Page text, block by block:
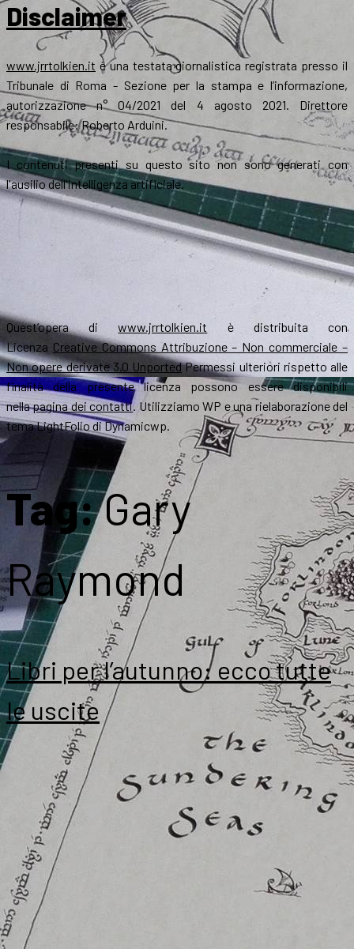
Disclaimer
www.jrrtolkien.it è una testata giornalistica registrata presso il
Tribunale di Roma - Sezione per la stampa e l’informazione,
autorizzazione n° 04/2021 del 4 agosto 2021. Direttore
responsabile: Roberto Arduini.
I contenuti presenti su questo sito non sono generati con
l'ausilio dell'intelligenza artificiale.
Quest’opera diwww.jrrtolkien.it è distribuita con
Licenza Creative Commons Attribuzione – Non commerciale –
Non opere derivate 3.0 UnportedPermessi ulteriori rispetto alle
finalità della presente licenza possono essere disponibili
nellapagina dei contatti. Utilizziamo WP e una rielaborazione del
tema LightFolio di Dynamicwp.
Tag:Gary
Raymond
Libri per l’autunno: ecco tutte
le uscite